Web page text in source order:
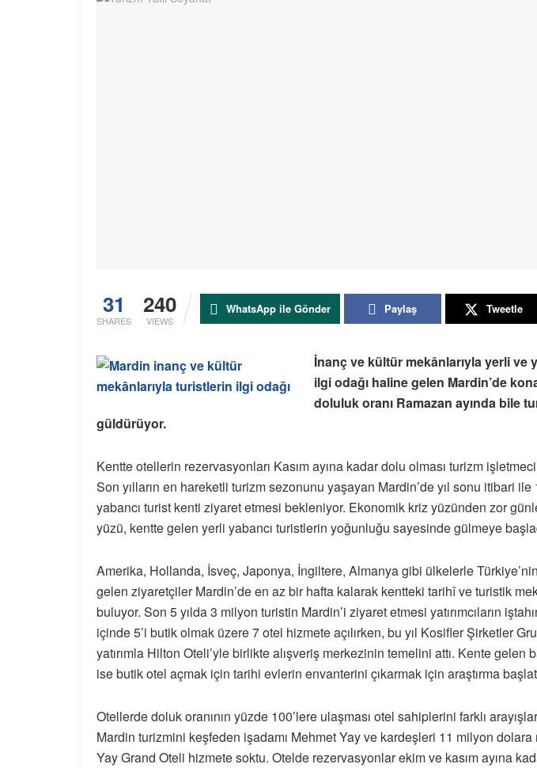
31
SHARES
240
VIEWS
WhatsApp ile Gönder Paylaş Tweetle
İnanç ve kültür mekânlarıyla yerli ve
ilgi odağı haline gelen Mardin’de
doluluk oranı Ramazan ayında bile
güldürüyor.
Kentte otellerin rezervasyonları Kasım ayına kadar dolu olması turizm
Son yılların en hareketli turizm sezonunu yaşayan Mardin’de yıl sonu itibari
yabancı turist kenti ziyaret etmesi bekleniyor. Ekonomik kriz yüzünden zor
yüzü, kentte gelen yerli yabancı turistlerin yoğunluğu sayesinde gülmeye
Amerika, Hollanda, İsveç, Japonya, İngiltere, Almanya gibi ülkelerle
gelen ziyaretçiler Mardin’de en az bir hafta kalarak kentteki tarihî ve turistik
buluyor. Son 5 yılda 3 milyon turistin Mardin’i ziyaret etmesi yatırımcıların
içinde 5’i butik olmak üzere 7 otel hizmete açılırken, bu yıl Kosifler Şirketler
yatırımla Hilton Oteli’yle birlikte alışveriş merkezinin temelini attı. Kente gelen
ise butik otel açmak için tarihi evlerin envanterini çıkarmak için araştırma
Otellerde doluk oranının yüzde 100’lere ulaşması otel sahiplerini farklı
Mardin turizmini keşfeden işadamı Mehmet Yay ve kardeşleri 11 milyon dolara
Yay Grand Oteli hizmete soktu. Otelde rezervasyonlar ekim ve kasım ayına